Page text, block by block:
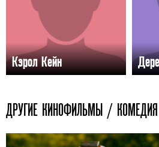
Кэрол Кейн
ДРУГИЕ КИНОФИЛЬМЫ / КОМЕДИЯ